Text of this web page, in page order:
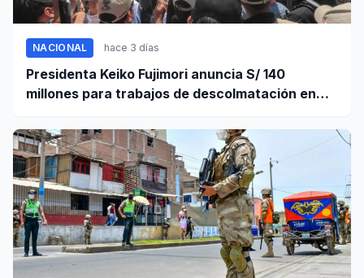
NACIONAL hace 3 días
Presidenta Keiko Fujimori anuncia S/ 140
millones para trabajos de descolmatación en